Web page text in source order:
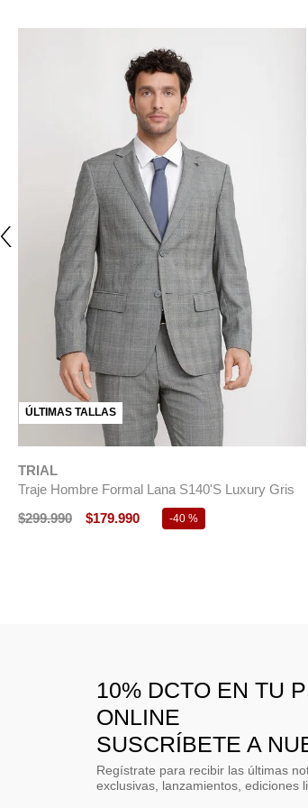
ÚLTIMAS TALLAS
TRIAL
Traje Hombre Formal Lana S140'S Luxury Gris
$299.990 $179.990 -40 %
10% DCTO EN TU
ONLINE
SUSCRÍBETE A
Regístrate para recibir las últimas
exclusivas, lanzamientos, ediciones